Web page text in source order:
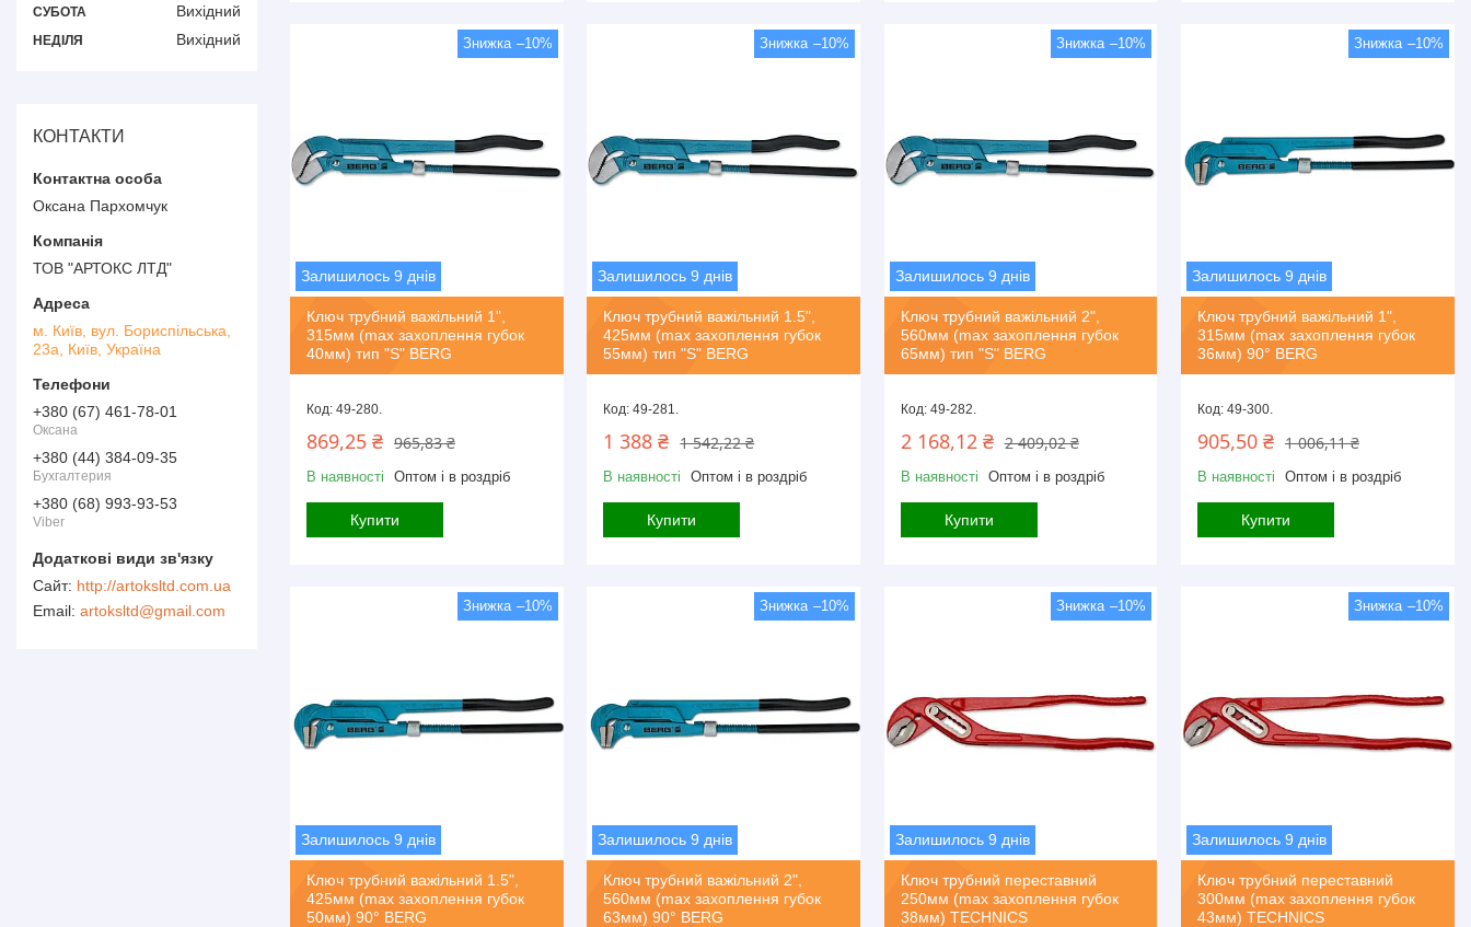
–10%
Залишилось 9 днів
Ключ трубний важільний 1",
315мм (max захоплення губок
40мм) тип "S" BERG
49-280.
965,83 ₴
869,25 ₴
В наявності Оптом і в роздріб
Купити
–10%
Залишилось 9 днів
Ключ трубний важільний 1.5",
425мм (max захоплення губок
55мм) тип "S" BERG
49-281.
1 542,22 ₴
1 388 ₴
В наявності Оптом і в роздріб
Купити
–10%
Залишилось 9 днів
Ключ трубний важільний 2",
560мм (max захоплення губок
65мм) тип "S" BERG
49-282.
2 409,02 ₴
2 168,12 ₴
В наявності Оптом і в роздріб
Купити
–10%
Залишилось 9 днів
Ключ трубний важільний 1",
315мм (max захоплення губок
36мм) 90° BERG
49-300.
1 006,11 ₴
905,50 ₴
В наявності Оптом і в роздріб
Купити
–10%
Залишилось 9 днів
Ключ трубний важільний 1.5",
425мм (max захоплення губок
50мм) 90° BERG
–10%
Залишилось 9 днів
Ключ трубний важільний 2",
560мм (max захоплення губок
63мм) 90° BERG
–10%
Залишилось 9 днів
Ключ трубний переставний
250мм (max захоплення губок
38мм) TECHNICS
–10%
Залишилось 9 днів
Ключ трубний переставний
300мм (max захоплення губок
43мм) TECHNICS
СУБОТА Вихідний
НЕДІЛЯ Вихідний
КОНТАКТИ
Оксана Пархомчук
ТОВ "АРТОКС ЛТД"
м. Київ, вул. Бориспільська,
23а, Київ, Україна
+380 (67) 461-78-01
Оксана
+380 (44) 384-09-35
Бухгалтерия
+380 (68) 993-93-53
Viber
http://artoksltd.com.ua
artoksltd@gmail.com